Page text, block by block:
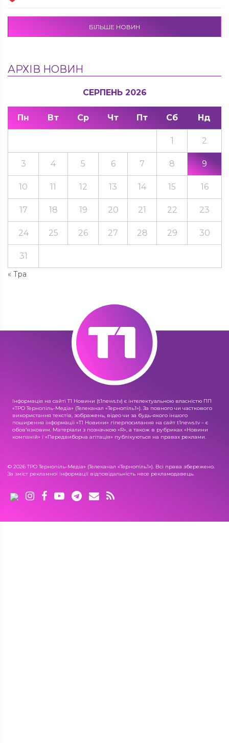
БІЛЬШЕ НОВИН
АРХІВ НОВИН
СЕРПЕНЬ 2026
Пн Вт Ср Чт Пт Сб Нд
« Тра
1 2
3 4 5 6 7 8 9
10 11 12 13 14 15 16
17 18 19 20 21 22 23
24 25 26 27 28 29 30
31
Інформація на сайті Т1 Новини (t1news.tv) є інтелектуальною власністю ПП
«ТРО Тернопіль-Медіа» (Телеканал «Тернопіль1»). За повного чи часткового
використання текстів, зображень, відео чи за будь-якого іншого
поширення інформації «Т1 Новини» гіперпосилання на сайт t1news.tv – є
обов'язковим. Матеріали з позначкою «R», а також в рубриках «Новини
компаній» і «Передвиборча агітація» публікуються на правах реклами.
© 2026 ТРО Тернопіль-Медіа» (Телеканал «Тернопіль1»). Всі права збережено.
За зміст рекламної інформації відповідальність несе рекламодавець.